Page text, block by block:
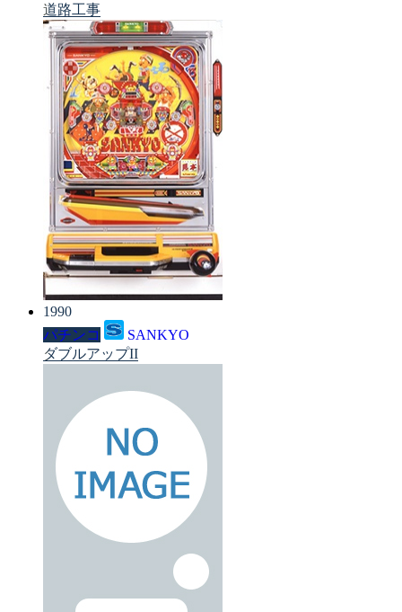
道路工事
1990
パチンコ
SANKYO
ダブルアップII